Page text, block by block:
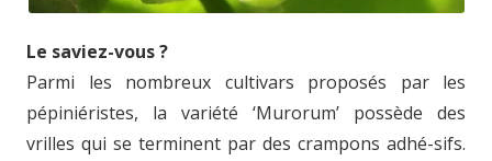
Le saviez-vous ?
Parmi les nombreux cultivars proposés par les
pépiniéristes, la variété ‘Murorum’ possède des
vrilles qui se terminent par des crampons adhé-sifs.